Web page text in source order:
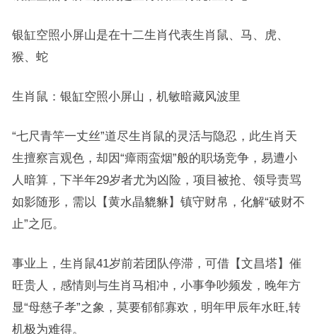
银缸空照小屏山是在十二生肖代表生肖鼠、马、虎、
猴、蛇
生肖鼠：银缸空照小屏山，机敏暗藏风波里
“七尺青竿一丈丝”道尽生肖鼠的灵活与隐忍，此生肖天
生擅察言观色，却因“瘴雨蛮烟”般的职场竞争，易遭小
人暗算，下半年29岁者尤为凶险，项目被抢、领导责骂
如影随形，需以【黄水晶貔貅】镇守财帛，化解“破财不
止”之厄。
事业上，生肖鼠41岁前若团队停滞，可借【文昌塔】催
旺贵人，感情则与生肖马相冲，小事争吵频发，晚年方
显“母慈子孝”之象，莫要郁郁寡欢，明年甲辰年水旺,转
机极为难得。